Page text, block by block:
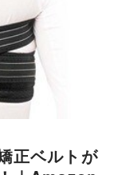
正ベルトが